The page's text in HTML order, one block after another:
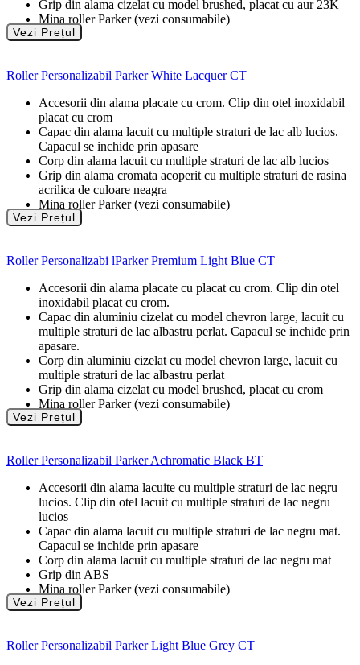
Grip din alama cizelat cu model brushed, placat cu aur 23K
Mina roller Parker (vezi consumabile)
Vezi Prețul
Roller Personalizabil Parker White Lacquer CT
Accesorii din alama placate cu crom. Clip din otel inoxidabil
placat cu crom
Capac din alama lacuit cu multiple straturi de lac alb lucios.
Capacul se inchide prin apasare
Corp din alama lacuit cu multiple straturi de lac alb lucios
Grip din alama cromata acoperit cu multiple straturi de rasina
acrilica de culoare neagra
Mina roller Parker (vezi consumabile)
Vezi Prețul
Roller Personalizabi lParker Premium Light Blue CT
Accesorii din alama placate cu placat cu crom. Clip din otel
inoxidabil placat cu crom.
Capac din aluminiu cizelat cu model chevron large, lacuit cu
multiple straturi de lac albastru perlat. Capacul se inchide prin
apasare.
Corp din aluminiu cizelat cu model chevron large, lacuit cu
multiple straturi de lac albastru perlat
Grip din alama cizelat cu model brushed, placat cu crom
Mina roller Parker (vezi consumabile)
Vezi Prețul
Roller Personalizabil Parker Achromatic Black BT
Accesorii din alama lacuite cu multiple straturi de lac negru
lucios. Clip din otel lacuit cu multiple straturi de lac negru
lucios
Capac din alama lacuit cu multiple straturi de lac negru mat.
Capacul se inchide prin apasare
Corp din alama lacuit cu multiple straturi de lac negru mat
Grip din ABS
Mina roller Parker (vezi consumabile)
Vezi Prețul
Roller Personalizabil Parker Light Blue Grey CT